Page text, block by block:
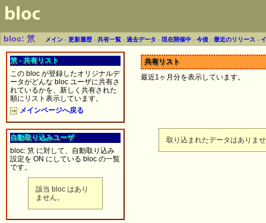
bloc: 笊 メイン -更新履歴 -共有一覧 -過去データ -現在開催中 -今後 -最近のリリース -
笊 - 共有リスト
この bloc が登録したオリジナルデ
ータがどんな bloc ユーザに共有さ
れているかを、新しく共有された
順にリスト表示しています。
メインページへ戻る
自動取り込みユーザ
bloc: 笊 に対して、自動取り込み
設定を ON にしている bloc の一覧
です。
該当 bloc はあり
ません。
共有リスト
最近1ヶ月分を表示しています。
取り込まれたデータはありま